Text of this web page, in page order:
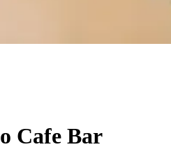
Cafe Bar